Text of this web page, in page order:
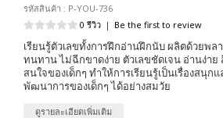
รหัสสินค้า : P-YOU-736
0 รีวิว | Be the first to review
เรียนรู้ตัวเลขทั้งการฝึกอ่านฝึกนับ ผลิตด้วยพล
ทนทาน ไม่ฉีกขาดง่าย ตัวเลขชัดเจน อ่านง่าย
สนใจของเด็กๆ ทำให้การเรียนรู้เป็นเรื่องสนุก
พัฒนาการของเด็กๆ ได้อย่างสมวัย
ดูรายละเอียดเพิ่มเติม